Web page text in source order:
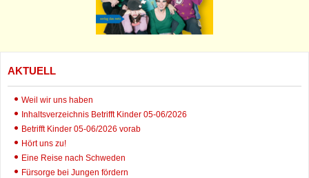
AKTUELL
Weil wir uns haben
Inhaltsverzeichnis Betrifft Kinder 05-06/2026
Betrifft Kinder 05-06/2026 vorab
Hört uns zu!
Eine Reise nach Schweden
Fürsorge bei Jungen fördern